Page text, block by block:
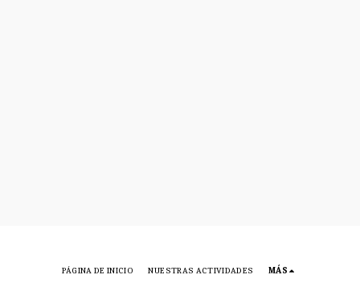
PÁGINA DE INICIO NUESTRAS ACTIVIDADES MÁS